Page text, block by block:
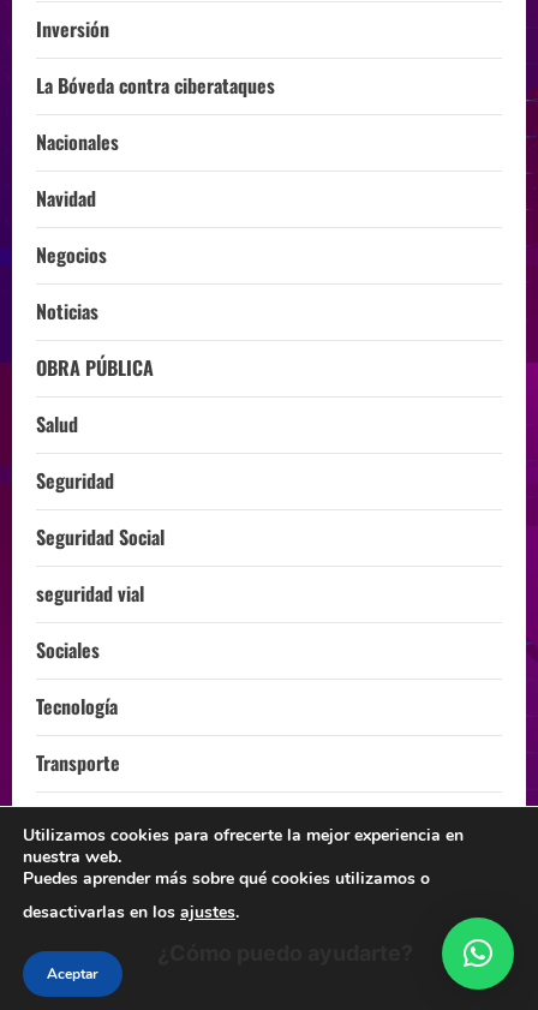
Inversión
La Bóveda contra ciberataques
Nacionales
Navidad
Negocios
Noticias
OBRA PÚBLICA
Salud
Seguridad
Seguridad Social
seguridad vial
Sociales
Tecnología
Transporte
ÚLTIMA HORA
Instagram Youtube
Utilizamos cookies para ofrecerte la mejor experiencia en
nuestra web.
Puedes aprender más sobre qué cookies utilizamos o
desactivarlas en los ajustes.
Aceptar